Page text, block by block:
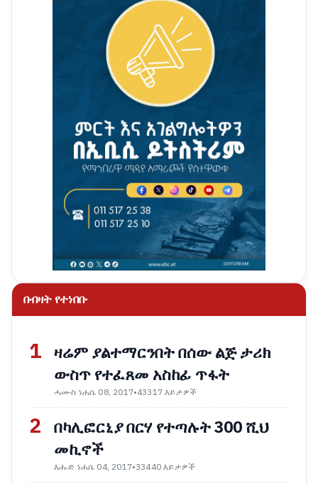
በብዛት የተነበቡ
1 ዛሬም ያልተማርንበት በሰው ልጅ ታሪክ
ውስጥ የተፈጸመ አስከፊ ጥፋት
ሓሙስ ነሐሴ 08, 2017•43317 እይታዎች
2 በካሊፎርኒያ በርሃ የተጣሉት 300 ሺህ
መኪኖች
እሑድ ነሐሴ 04, 2017•33440 እይታዎች